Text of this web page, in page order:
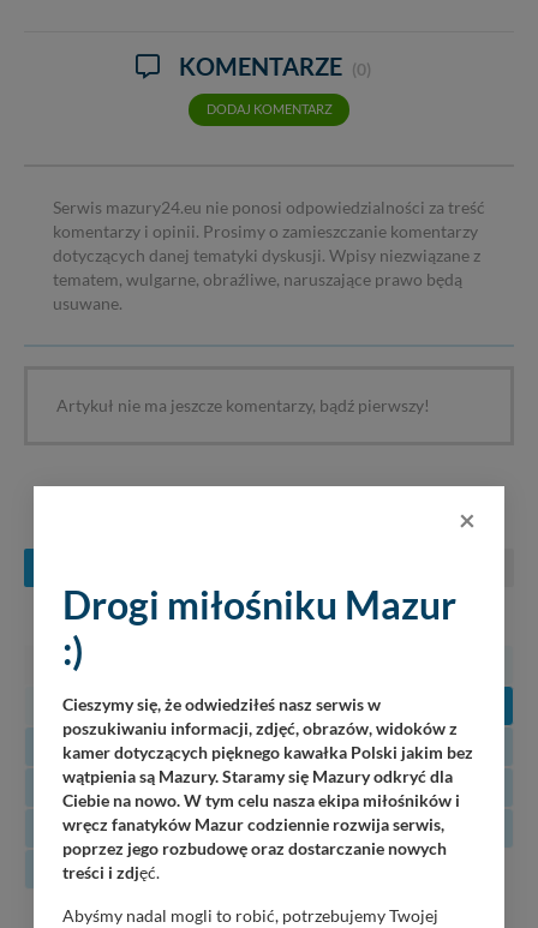
KOMENTARZE (0)
DODAJ KOMENTARZ
Serwis mazury24.eu nie ponosi odpowiedzialności za treść
komentarzy i opinii. Prosimy o zamieszczanie komentarzy
dotyczących danej tematyki dyskusji. Wpisy niezwiązane z
tematem, wulgarne, obraźliwe, naruszające prawo będą
usuwane.
Artykuł nie ma jeszcze komentarzy, bądź pierwszy!
KONCERTY NA MAZURACH
PN WT ŚR CZ PT SO
27
3
4 5 6 7
10
11 12 13 14 15
16
17
18 19 20 21 22
24
25 26 27 28 29
31
×
Drogi miłośniku Mazur
:)
Cieszymy się, że odwiedziłeś nasz serwis w
poszukiwaniu informacji, zdjęć, obrazów, widoków z
kamer dotyczących pięknego kawałka Polski jakim bez
wątpienia są Mazury. Staramy się Mazury odkryć dla
Ciebie na nowo. W tym celu nasza ekipa miłośników i
wręcz fanatyków Mazur codziennie rozwija serwis,
poprzez jego rozbudowę oraz dostarczanie nowych
treści i zdjęć.
Abyśmy nadal mogli to robić, potrzebujemy Twojej